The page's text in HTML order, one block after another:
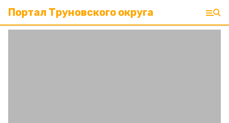
Портал Труновского округа